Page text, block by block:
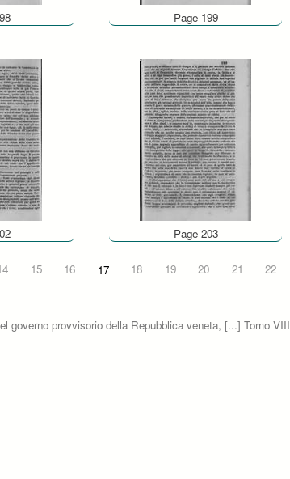
Page 199
Page 203
15 16 17 18 19 20 21 22
governo provvisorio della Repubblica veneta, [...] Tomo VIII